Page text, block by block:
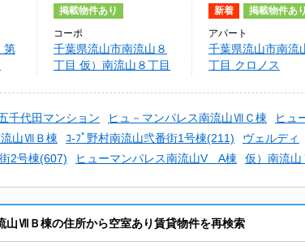
第
掲載物件あり
コーポ
千葉県流山市南流山８
丁目 仮）南流山８丁目
新着 掲載物件あり
アパート
千葉県流山市南流
丁目 クロノス
千代田マンション ヒュ－マンパレス南流山ⅦＣ棟 ヒュ
流山ⅦＢ棟
ｺ-ﾌﾟ野村南流山弐番街1号棟(211) ヴェルディ
2号棟(607)
ヒューマンパレス南流山V A棟 仮）南流山
山ⅦＢ棟の住所から空室あり賃貸物件を再検索